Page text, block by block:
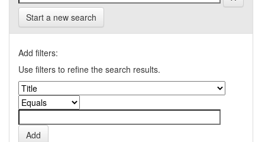
Start a new search
Add filters:
Use filters to refine the search results.